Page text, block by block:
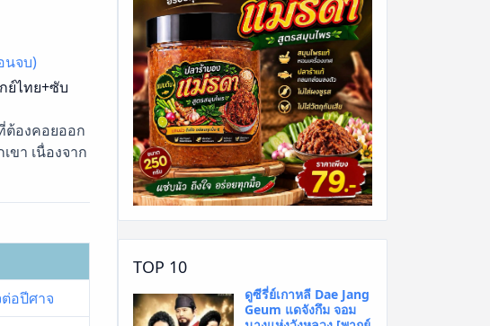
นจบ)
ย์ไทย+ซับ
ต้องคอยออก
ขา เนื่องจาก
อปีศาจ
TOP 10
ดูซีรี่ย์เกาหลี Dae Jang
Geum แดจังกึม จอม